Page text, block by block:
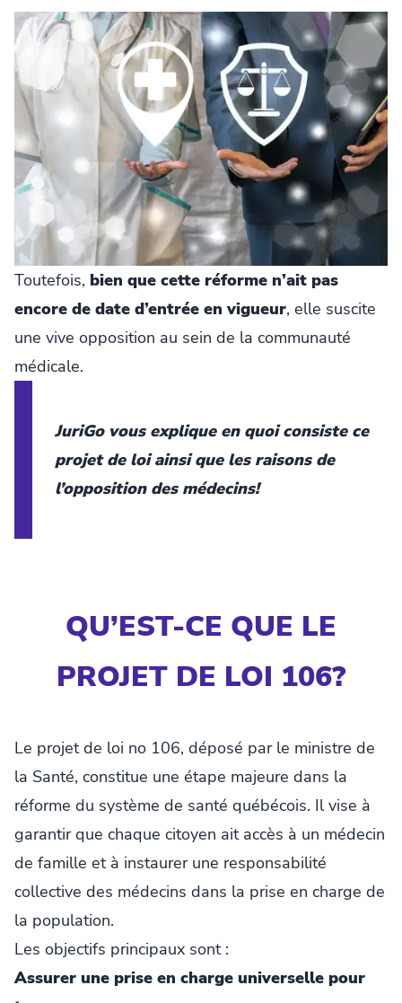
Toutefois, bien que cette réforme n’ait pas
encore de date d’entrée en vigueur, elle suscite
une vive opposition au sein de la communauté
médicale.
JuriGo vous explique en quoi consiste ce
projet de loi ainsi que les raisons de
l’opposition des médecins!
QU’EST-CE QUE LE
PROJET DE LOI 106?
Le projet de loi no 106, déposé par le ministre de
la Santé, constitue une étape majeure dans la
réforme du système de santé québécois. Il vise à
garantir que chaque citoyen ait accès à un médecin
de famille et à instaurer une responsabilité
collective des médecins dans la prise en charge de
la population.
Les objectifs principaux sont :
Assurer une prise en charge universelle pour